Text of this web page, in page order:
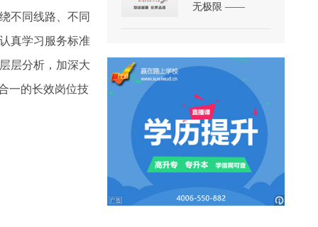
不同线路、不同
真学习服务标准
层分析，加深大
一的长效岗位技
无极限 ——